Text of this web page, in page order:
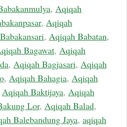
, Aqiqah
, Aqiqah
, Aqiqah Babatan,
Bagawat, Aqiqah
, Aqiqah Bagjasari, Aqiqah
, Aqiqah Bahagia, Aqiqah
Aqiqah Baktijaya, Aqiqah
Lor, Aqiqah Balad,
Balebandung Jaya, aqiqah